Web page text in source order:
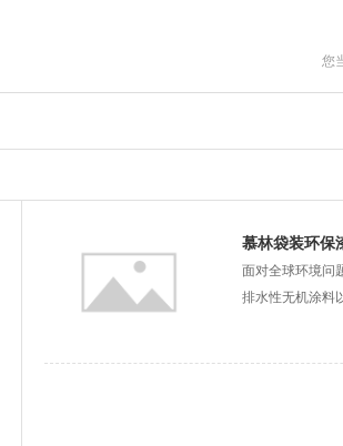
您
慕林袋装环保
面对全球环境问
排水性无机涂料